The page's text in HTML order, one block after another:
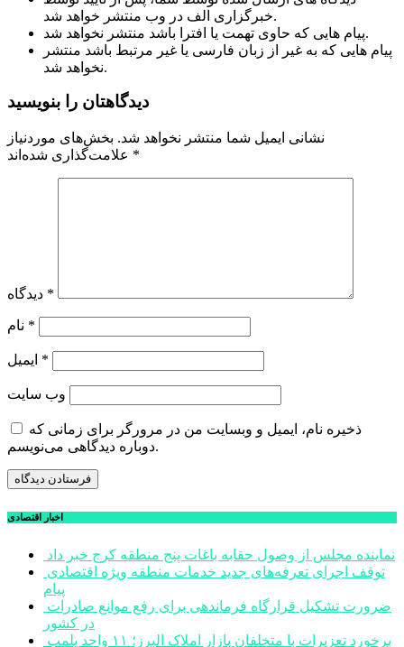
خبرگزاری الف در وب منتشر خواهد شد.
پیام هایی که حاوی تهمت یا افترا باشد منتشر نخواهد شد.
پیام هایی که به غیر از زبان فارسی یا غیر مرتبط باشد منتشر
نخواهد شد.
دیدگاهتان را بنویسید
نشانی ایمیل شما منتشر نخواهد شد. بخش‌های موردنیاز
*
*
*
*
وب‌ سایت
ذخیره نام، ایمیل و وبسایت من در مرورگر برای زمانی که
دوباره دیدگاهی می‌نویسم.
اخبار اقتصادی
نماینده مجلس از وصول حقابه باغات پنج منطقه کرج خبر داد
پیام
در کشور